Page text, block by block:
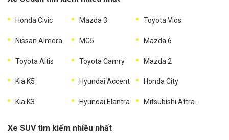
Honda Civic Mazda 3 Toyota Vios
Nissan Almera MG5 Mazda 6
Toyota Altis Toyota Camry Mazda 2
Kia K5 Hyundai Accent Honda City
Kia K3 Hyundai Elantra Mitsubishi Attrage
Xe SUV tìm kiếm nhiều nhất